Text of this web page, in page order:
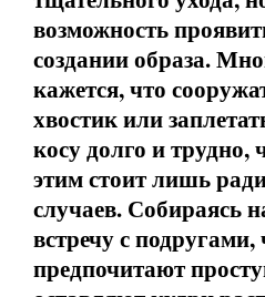
возможность
создании образа.
кажется, что
хвостик или
косу долго и трудно,
этим стоит лишь
случаев. Собираясь
встречу с подругами,
предпочитают